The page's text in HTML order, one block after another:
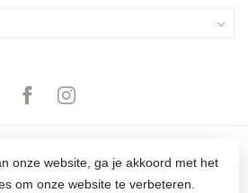
onze website, ga je akkoord met het
om onze website te verbeteren.